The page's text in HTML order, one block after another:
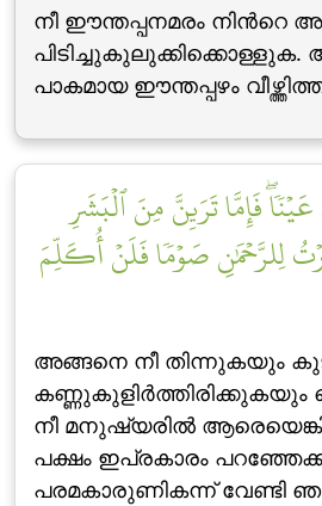
നീ ഈന്തപ്പനമരം നിന്‍റെ
പിടിച്ചുകുലുക്കിക്കൊള്ളുക.
പാകമായ ഈന്തപ്പഴം
فَإِمَّا تَرَيِنَّ مِنَ ٱلۡبَشَرِ
لِلرَّحۡمَٰنِ صَوۡمٗا فَلَنۡ أُكَلِّمَ
അങ്ങനെ നീ തിന്നുകയും
നീ മനുഷ്യരില്‍
പക്ഷം ഇപ്രകാരം
പരമകാരുണികന്ന് വേണ്ടി